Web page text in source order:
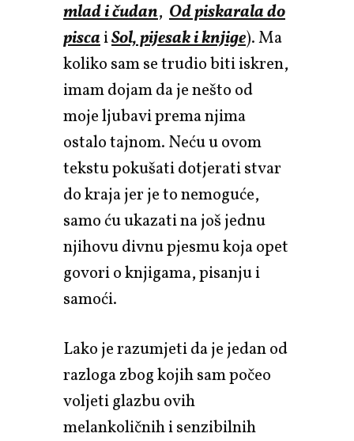
mlad i čudan, Od piskarala do
pisca iSol, pijesak i knjige). Ma
koliko sam se trudio biti iskren,
imam dojam da je nešto od
moje ljubavi prema njima
ostalo tajnom. Neću u ovom
tekstu pokušati dotjerati stvar
do kraja jer je to nemoguće,
samo ću ukazati na još jednu
njihovu divnu pjesmu koja opet
govori o knjigama, pisanju i
samoći.
Lako je razumjeti da je jedan od
razloga zbog kojih sam počeo
voljeti glazbu ovih
melankoličnih i senzibilnih